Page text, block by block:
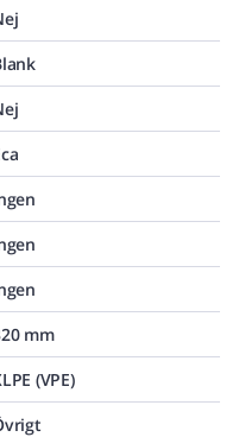
mm
(VPE)